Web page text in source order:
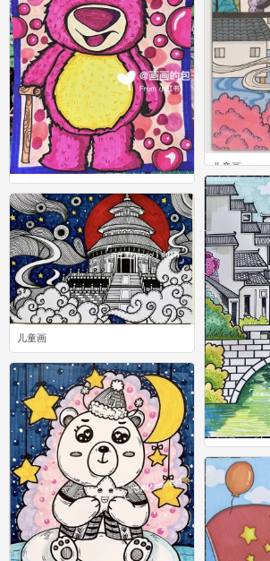
儿童画
0
儿童画
0
儿童画
0
儿童画
0